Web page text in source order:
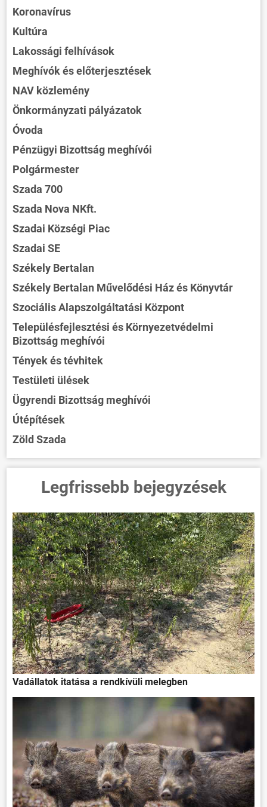
Koronavírus
Kultúra
Lakossági felhívások
Meghívók és előterjesztések
NAV közlemény
Önkormányzati pályázatok
Óvoda
Pénzügyi Bizottság meghívói
Polgármester
Szada 700
Szada Nova NKft.
Szadai Községi Piac
Szadai SE
Székely Bertalan
Székely Bertalan Művelődési Ház és Könyvtár
Szociális Alapszolgáltatási Központ
Településfejlesztési és Környezetvédelmi
Bizottság meghívói
Tények és tévhitek
Testületi ülések
Ügyrendi Bizottság meghívói
Útépítések
Zöld Szada
Legfrissebb bejegyzések
Vadállatok itatása a rendkívüli melegben